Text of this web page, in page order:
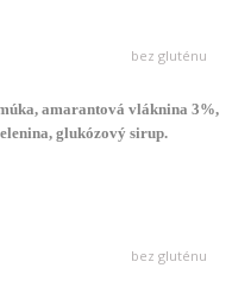
bez gluténu
amarantová vláknina 3%,
glukózový sirup.
bez gluténu